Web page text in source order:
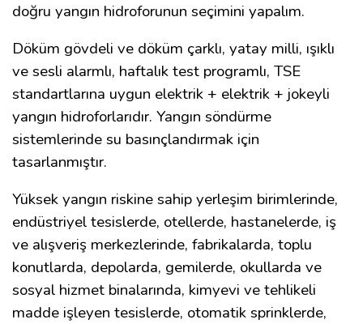
doğru yangın hidroforunun seçimini yapalım.
Döküm gövdeli ve döküm çarklı, yatay milli, ışıklı
ve sesli alarmlı, haftalık test programlı, TSE
standartlarına uygun elektrik + elektrik + jokeyli
yangın hidroforlarıdır. Yangın söndürme
sistemlerinde su basınçlandırmak için
tasarlanmıştır.
Yüksek yangın riskine sahip yerleşim birimlerinde,
endüstriyel tesislerde, otellerde, hastanelerde, iş
ve alışveriş merkezlerinde, fabrikalarda, toplu
konutlarda, depolarda, gemilerde, okullarda ve
sosyal hizmet binalarında, kimyevi ve tehlikeli
madde işleyen tesislerde, otomatik sprinklerde,